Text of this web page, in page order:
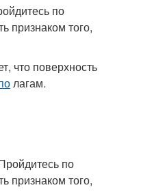
по
признаком того,
что поверхность
лагам.
по
признаком того,